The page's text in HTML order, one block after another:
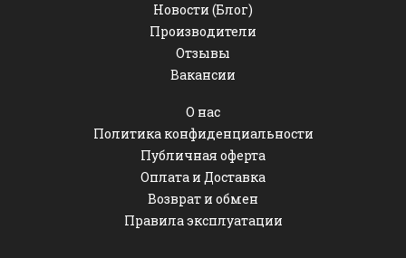
Новости (Блог)
Производители
Отзывы
Вакансии
О нас
Политика конфиденциальности
Публичная оферта
Оплата и Доставка
Возврат и обмен
Правила эксплуатации